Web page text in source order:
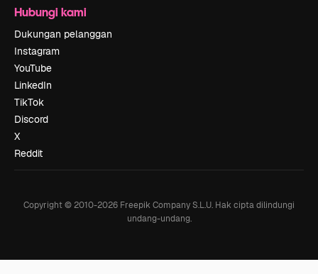
Hubungi kami
Dukungan pelanggan
Instagram
YouTube
LinkedIn
TikTok
Discord
X
Reddit
Copyright © 2010-2026 Freepik Company S.L.U. Hak cipta dilindungi
undang-undang.